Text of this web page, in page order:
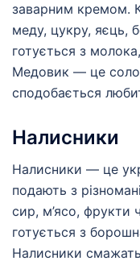
заварним кремом.
меду, цукру, яєць,
готується з
Медовик — це
сподобається
Налисники
Налисники — це
подають з
сир, м’ясо, фрукти
готується з
Налисники